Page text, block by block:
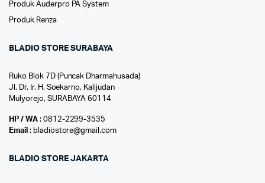
Produk Auderpro PA System
Produk Renza
BLADIO STORE SURABAYA
Ruko Blok 7D (Puncak Dharmahusada)
Jl. Dr. Ir. H. Soekarno, Kalijudan
Mulyorejo, SURABAYA 60114
HP / WA: 0812-2299-3535
Email : bladiostore@gmail.com
BLADIO STORE JAKARTA